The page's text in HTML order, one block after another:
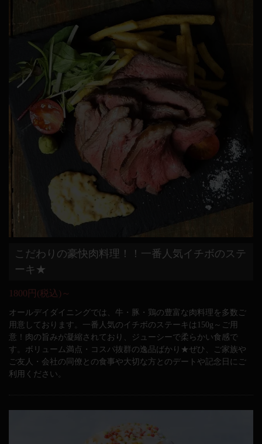
こだわりの豪快肉料理！！一番人気イチボのステ
ーキ★
1800円(税込)～
オールデイダイニングでは、牛・豚・鶏の豊富な肉料理を多数ご
用意しております。一番人気のイチボのステーキは150g～ご用
意！肉の旨みが凝縮されており、ジューシーで柔らかい食感で
す。ボリューム満点・コスパ抜群の逸品ばかり★ぜひ、ご家族や
ご友人・会社の同僚との食事や大切な方とのデートや記念日にご
利用ください。